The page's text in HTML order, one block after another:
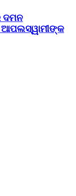
ଦମନ
ଆପଲସ୍ୱାମୀଙ୍କ